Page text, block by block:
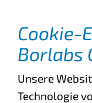
Cookie-
Borlabs
Unsere
Technologie